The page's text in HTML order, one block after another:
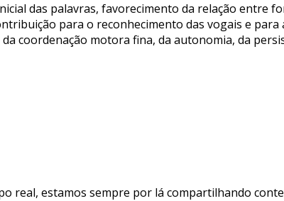
das palavras, favorecimento da relação entre
para o reconhecimento das vogais e para
coordenação motora fina, da autonomia, da
real, estamos sempre por lá compartilhando